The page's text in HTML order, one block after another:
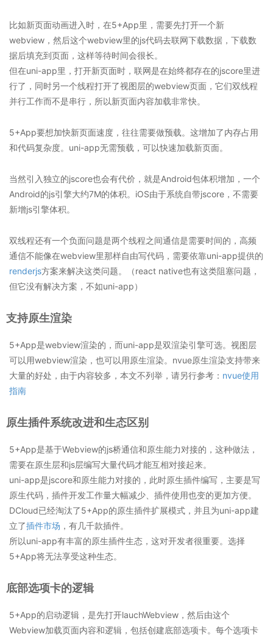
比如新页面动画进入时，在5+App里，需要先打开一个新
webview，然后这个webview里的js代码去联网下载数据，下载数
据后填充到页面，这样等待时间会很长。
但在uni-app里，打开新页面时，联网是在始终都存在的jscore里进
行了，同时另一个线程打开了视图层的webview页面，它们双线程
并行工作而不是串行，所以新页面内容加载非常快。
5+App要想加快新页面速度，往往需要做预载。这增加了内存占用
和代码复杂度。uni-app无需预载，可以快速加载新页面。
当然引入独立的jscore也会有代价，就是Android包体积增加，一个
Android的js引擎大约7M的体积。iOS由于系统自带jscore，不需要
新增js引擎体积。
双线程还有一个负面问题是两个线程之间通信是需要时间的，高频
通信不能像在webview里那样自由写代码，需要依靠uni-app提供的
renderjs方案来解决这类问题。（react native也有这类阻塞问题，
但它没有解决方案，不如uni-app）
支持原生渲染
5+App是webview渲染的，而uni-app是双渲染引擎可选。视图层
可以用webview渲染，也可以用原生渲染。nvue原生渲染支持带来
大量的好处，由于内容较多，本文不列举，请另行参考： nvue使用
指南
原生插件系统改进和生态区别
5+App是基于Webview的js桥通信和原生能力对接的，这种做法，
需要在原生层和js层编写大量代码才能互相对接起来。
uni-app是jscore和原生能力对接的，此时原生插件编写，主要是写
原生代码，插件开发工作量大幅减少、插件使用也变的更加方便。
DCloud已经淘汰了5+App的原生插件扩展模式，并且为uni-app建
立了插件市场 ，有几千款插件。
所以uni-app有丰富的原生插件生态，这对开发者很重要。选择
5+App将无法享受这种生态。
底部选项卡的逻辑
5+App的启动逻辑，是先打开lauchWebview，然后由这个
Webview加载页面内容和逻辑，包括创建底部选项卡。每个选项卡